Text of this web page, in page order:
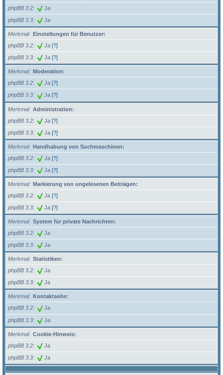
phpBB 3.2
Ja
phpBB 3.3 Ja
Merkmal
Einstellungen für Benutzer:
phpBB 3.2
Ja [?]
phpBB 3.3 Ja [?]
Merkmal
Moderation:
phpBB 3.2
Ja [?]
phpBB 3.3 Ja [?]
Merkmal
Administration:
phpBB 3.2
Ja [?]
phpBB 3.3 Ja [?]
Merkmal
Handhabung von Suchmaschinen:
phpBB 3.2
Ja [?]
phpBB 3.3 Ja [?]
Merkmal
Markierung von ungelesenen Beiträgen:
phpBB 3.2
Ja [?]
phpBB 3.3 Ja [?]
Merkmal
System für private Nachrichten:
phpBB 3.2
Ja
phpBB 3.3 Ja
Merkmal
Statistiken:
phpBB 3.2
Ja
phpBB 3.3 Ja
Merkmal
Kontaktseite:
phpBB 3.2
Ja
phpBB 3.3 Ja
Merkmal
Cookie-Hinweis:
phpBB 3.2
Ja
phpBB 3.3 Ja